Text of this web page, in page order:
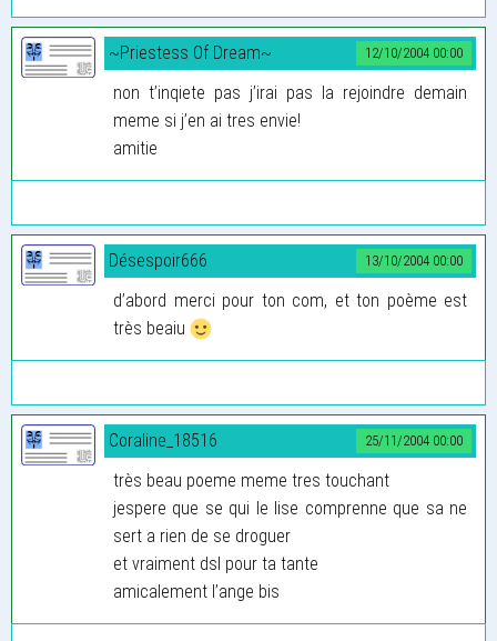
12/10/2004 00:00
~Priestess Of Dream~
non t’inqiete pas j’irai pas la rejoindre demain
meme si j’en ai tres envie!
amitie
13/10/2004 00:00
Désespoir666
d’abord merci pour ton com, et ton poème est
très beaiu
25/11/2004 00:00
Coraline_18516
très beau poeme meme tres touchant
jespere que se qui le lise comprenne que sa ne
sert a rien de se droguer
et vraiment dsl pour ta tante
amicalement l’ange bis